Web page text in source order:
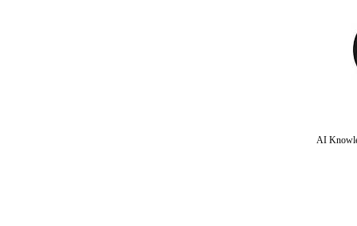
AI